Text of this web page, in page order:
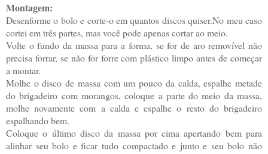
Montagem:
Desenforme o bolo e corte-o em quantos discos quiser.No meu caso
cortei em três partes, mas você pode apenas cortar ao meio.
Volte o fundo da massa para a forma, se for de aro removível não
precisa forrar, se não for forre com plástico limpo antes de começar
a montar.
Molhe o disco de massa com um pouco da calda, espalhe metade
do brigadeiro com morangos, coloque a parte do meio da massa,
molhe novamente com a calda e espalhe o resto do brigadeiro
espalhando bem.
Coloque o último disco da massa por cima apertando bem para
alinhar seu bolo e ficar tudo compactado e junto e seu bolo não